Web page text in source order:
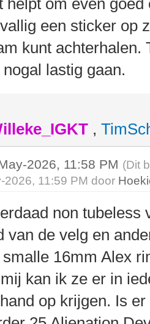
helpt om even
een sticker op
kunt achterhalen.
nogal lastig gaan.
,
2026, 11:58 PM (Dit
2026, 11:59 PM door
non tubeless
van de velg en
smalle 16mm Alex
kan ik ze er in
op krijgen. Is